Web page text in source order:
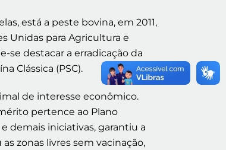
está a peste bovina, em 2011,
Unidas para Agricultura e
se destacar a erradicação da
Clássica (PSC).
de interesse econômico.
pertence ao Plano
demais iniciativas, garantiu a
zonas livres sem vacinação,